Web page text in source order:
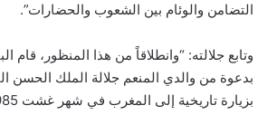
التضامن والوئام بين الشعوب والحضارات”.
وتابع جلالته: “وانطلاقاً من هذا المنظور، قام
بدعوة من والدي المنعم جلالة الملك الحسن